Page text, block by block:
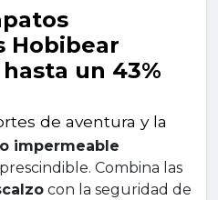
Hobibear
un 43%
de aventura y la
impermeable
Combina las
con la seguridad de